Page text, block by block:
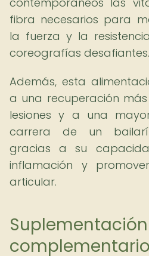
fibra necesarios para
la fuerza y la
coreografías desafiantes.
Además, esta
a una recuperación
lesiones y a una
carrera de un
gracias a su
inflamación y
articular.